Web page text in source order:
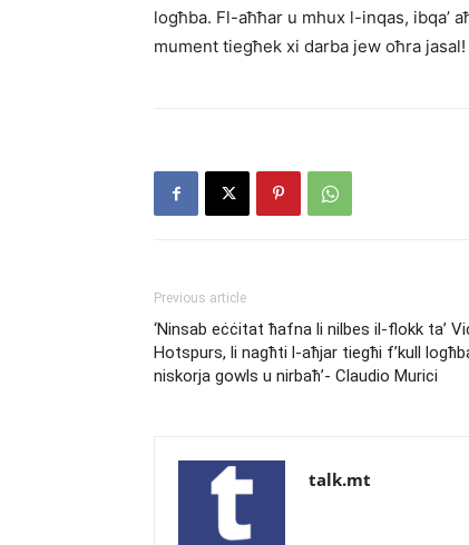
logħba. Fl-aħħar u mhux l-inqas, ibqa’
mument tiegħek xi darba jew oħra jasal!
Previous article
‘Ninsab eċċitat ħafna li nilbes il-flokk ta’
Hotspurs, li nagħti l-aħjar tiegħi f’kull
niskorja gowls u nirbaħ’- Claudio Murici
talk.mt